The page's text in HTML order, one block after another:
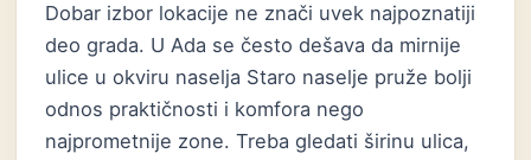
Dobar izbor lokacije ne znači uvek najpoznatiji
deo grada. U Ada se često dešava da mirnije
ulice u okviru naselja Staro naselje pruže bolji
odnos praktičnosti i komfora nego
najprometnije zone. Treba gledati širinu ulica,